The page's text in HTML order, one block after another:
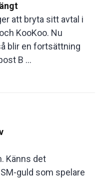
att bryta sitt avtal i
KooKoo. Nu
blir en fortsättning
B ...
Känns det
guld som spelare